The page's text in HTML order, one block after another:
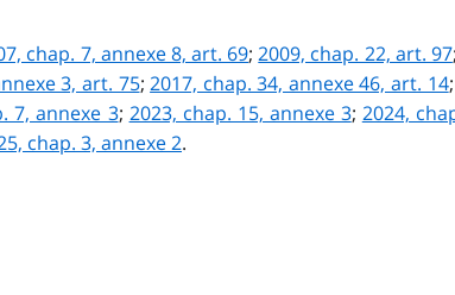
chap. 7, annexe 8, art. 69;2009, chap. 22, art. 97;
3, art. 75;2017, chap. 34, annexe 46, art. 14
7, annexe 3; 2023, chap. 15, annexe 3; 2024,
chap. 3, annexe 2.